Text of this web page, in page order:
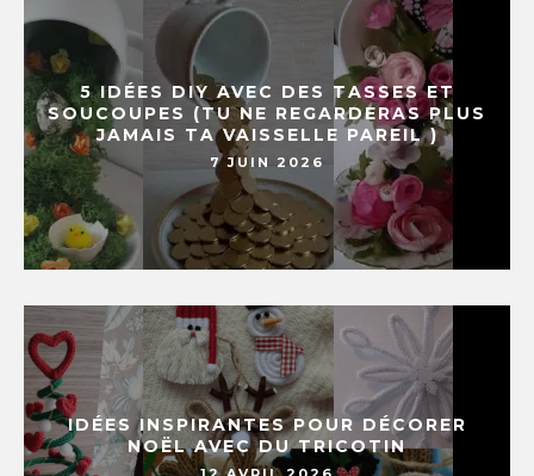
5 IDÉES DIY AVEC DES TASSES ET
SOUCOUPES (TU NE REGARDERAS PLUS
JAMAIS TA VAISSELLE PAREIL )
7 JUIN 2026
IDÉES INSPIRANTES POUR DÉCORER
NOËL AVEC DU TRICOTIN